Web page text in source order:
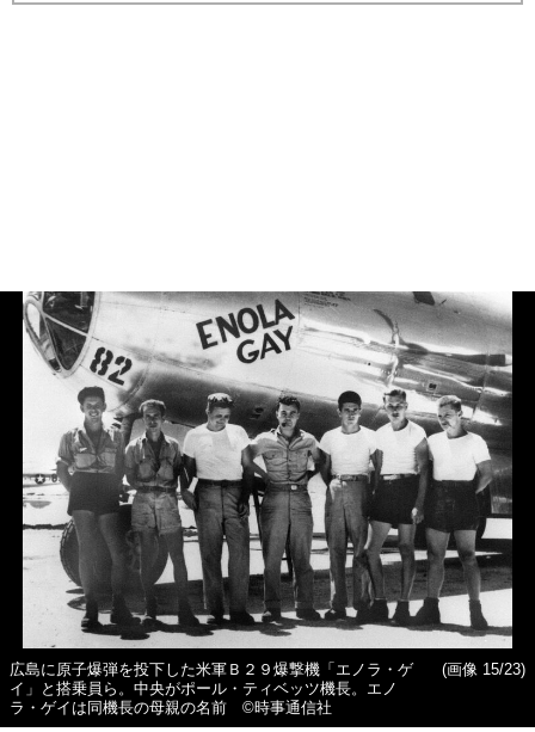
広島に原子爆弾を投下した米軍Ｂ２９爆撃機「エノラ・ゲ
イ」と搭乗員ら。中央がポール・ティベッツ機長。エノ
ラ・ゲイは同機長の母親の名前 ©時事通信社
(画像 15/23)